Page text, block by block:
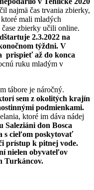
najmä čas trvania zbierky,
mali mladých
zbierky učili online.
2.3.2022 na
týždni. V
prispieť až do konca
ruku mladým v
tábore je náročný.
sem z okolitých krajín
podmienkami.
ktoré im dáva nádej
Saleziáni don Bosca
s cieľom poskytovať
prístup k pitnej vode.
nielen obyvateľov
Turkáncov.